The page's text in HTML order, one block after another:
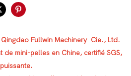
Fullwin Machinery Cie., Ltd.
de mini-pelles en Chine, certifié SGS,